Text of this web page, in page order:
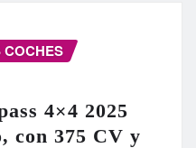
COCHES
4×4 2025
con 375 CV y